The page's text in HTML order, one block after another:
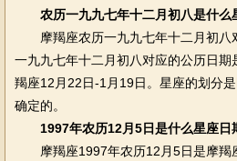
农历一九九七年十二月初八是什么
摩羯座农历一九九七年十二月初八
一九九七年十二月初八对应的公历日
羯座12月22日-1月19日。星座的划分
确定的。
1997年农历12月5日是什么星座日
摩羯座1997年农历12月5日是摩羯